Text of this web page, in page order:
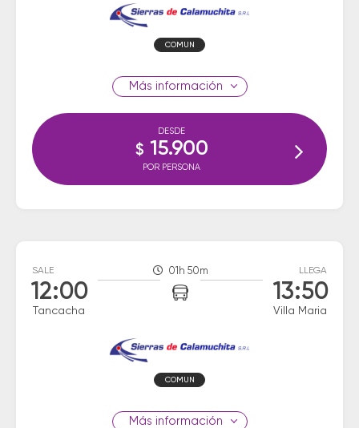
COMUN
información
DESDE
$ 15.900
POR PERSONA
SALE
12:00
Tancacha
01h 50m LLEGA
13:50
Villa Maria
COMUN
información